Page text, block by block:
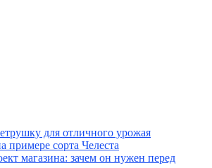
для отличного урожая
примере сорта Челеста
магазина: зачем он нужен перед